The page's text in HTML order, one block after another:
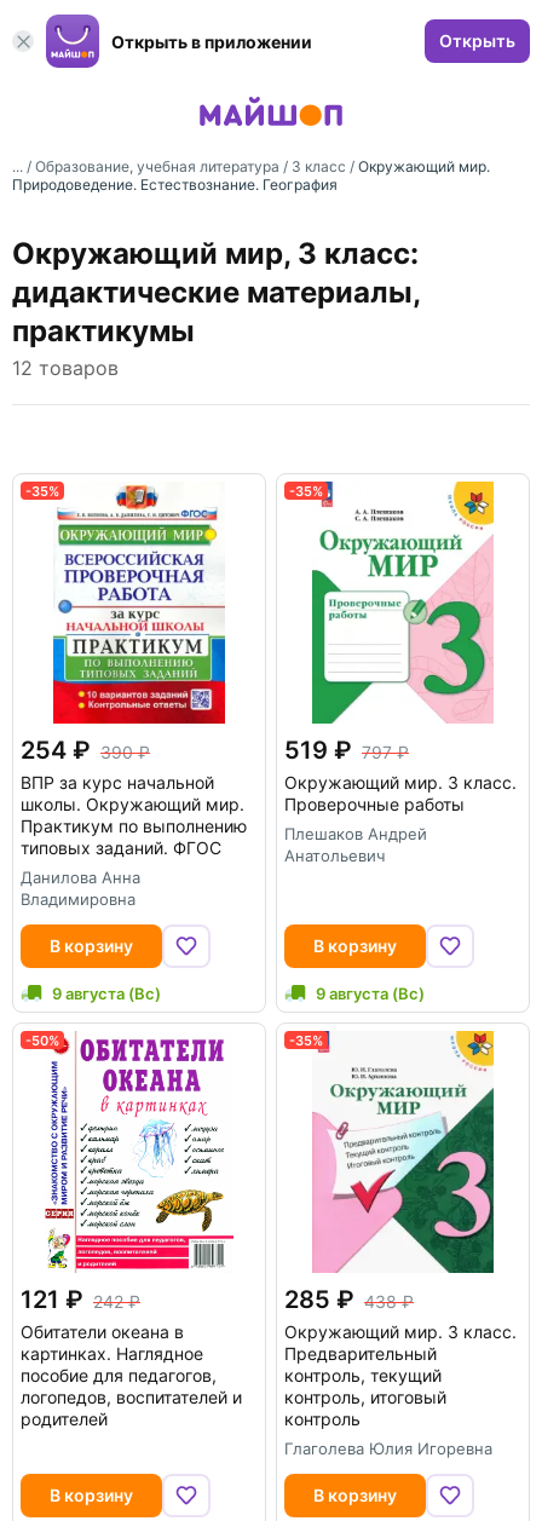
Открыть в приложении Открыть
... / Образование, учебная литература / 3 класс / Окружающий мир.
Природоведение. Естествознание. География
Окружающий мир, 3 класс:
дидактические материалы,
практикумы
12 товаров
-35%
254
390
ВПР за курс начальной
школы. Окружающий мир.
Практикум по выполнению
типовых заданий. ФГОС
Данилова Анна
Владимировна
В корзину
9 августа (Вс)
-35%
519
797
Окружающий мир. 3 класс.
Проверочные работы
Плешаков Андрей
Анатольевич
В корзину
9 августа (Вс)
-50%
121
242
Обитатели океана в
картинках. Наглядное
пособие для педагогов,
логопедов, воспитателей и
родителей
В корзину
-35%
285
438
Окружающий мир. 3 класс.
Предварительный
контроль, текущий
контроль, итоговый
контроль
Глаголева Юлия Игоревна
В корзину